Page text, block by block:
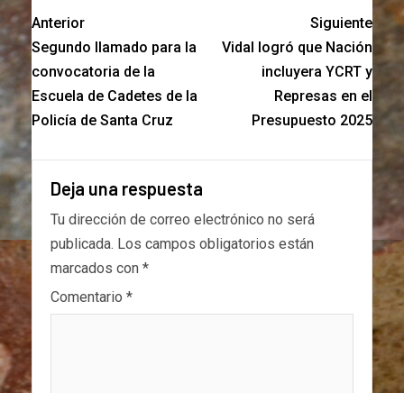
Anterior
Segundo llamado para la
convocatoria de la
Escuela de Cadetes de la
Policía de Santa Cruz
Siguiente
Vidal logró que Nación
incluyera YCRT y
Represas en el
Presupuesto 2025
Deja una respuesta
Tu dirección de correo electrónico no será
publicada. Los campos obligatorios están
marcados con *
Comentario *